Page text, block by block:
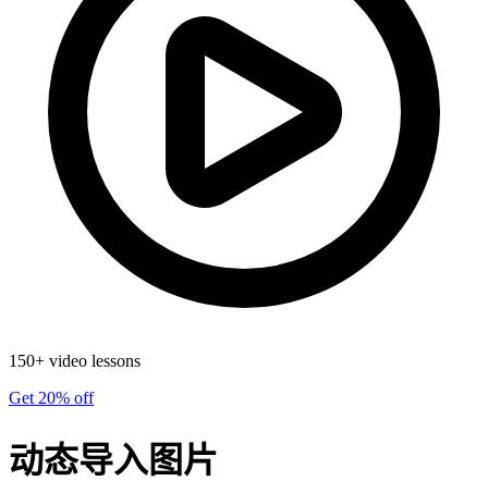
150+ video lessons
Get 20% off
动态导入图片